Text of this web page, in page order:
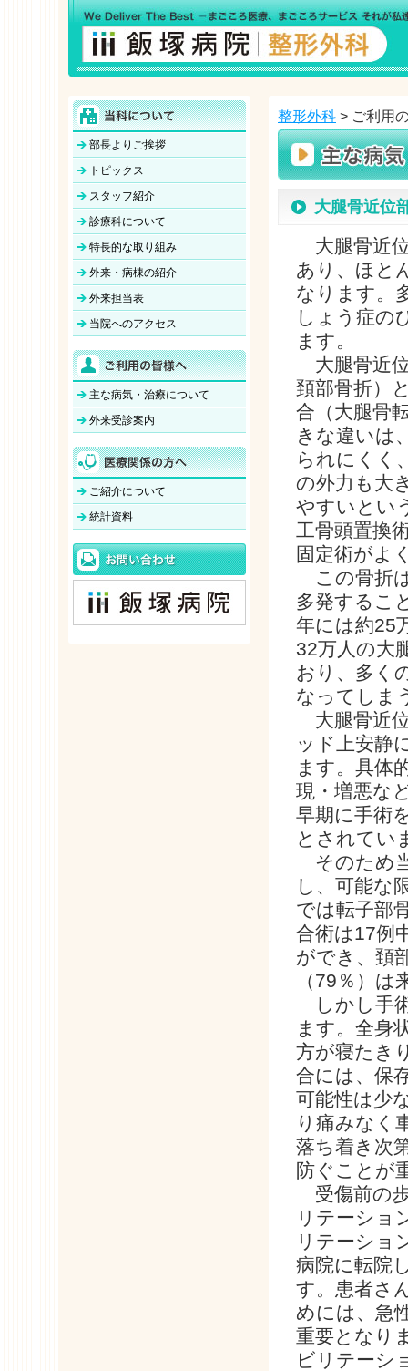
部長よりご挨拶
トピックス
スタッフ紹介
診療科について
特長的な取り組み
外来・病棟の紹介
外来担当表
当院へのアクセス
主な病気・治療について
外来受診案内
ご紹介について
統計資料
整形外科 > ご利用
大腿骨近位
大腿骨近
あり、ほと
なります。
しょう症の
ます。
大腿骨近
頚部骨折）
合（大腿骨
きな違いは
られにくく
の外力も大
やすいとい
工骨頭置換
固定術がよ
この骨折
多発するこ
年には約25
32万人の大
おり、多く
なってしま
大腿骨近
ッド上安静
ます。具体
現・増悪な
早期に手術
とされてい
そのため
し、可能な
では転子部
合術は17例
ができ、頚
（79％）
しかし手
ます。全身
方が寝たき
合には、保
可能性は少
り痛みなく
落ち着き次
防ぐことが
受傷前の
リテーショ
リテーショ
病院に転院
す。患者さ
めには、急
重要となり
ビリテーシ